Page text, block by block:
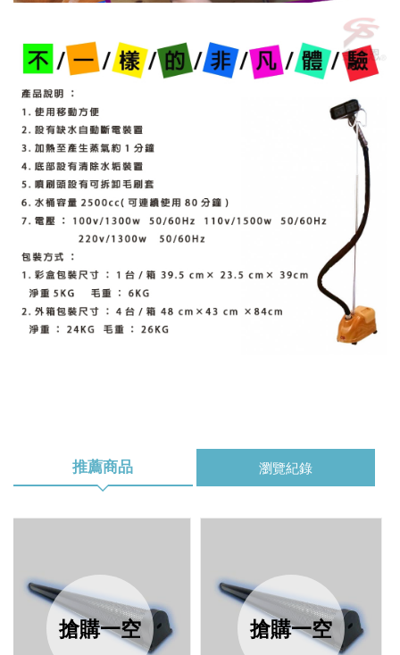
推薦商品 瀏覽紀錄
搶購一空 搶購一空